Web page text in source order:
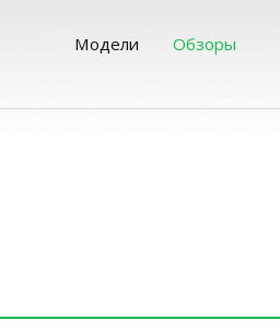
Модели Обзоры